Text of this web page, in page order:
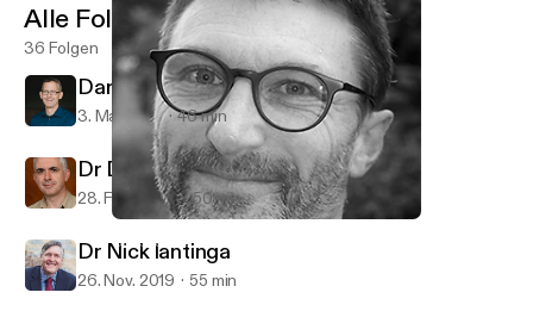
Christian Education National
Alle Folgen
36 Folgen
Darren Spyksma
3. Mai 2020 46 min
Dr David Smith
28. Feb. 2020 50 min
Dr Nick lantinga
26. Nov. 2019 55 min